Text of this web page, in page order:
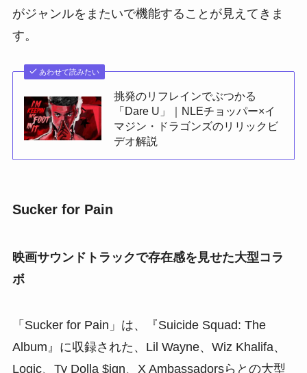
がジャンルをまたいで機能することが見えてきま
す。
あわせて読みたい
挑発のリフレインでぶつかる
「Dare U」｜NLEチョッパー×イ
マジン・ドラゴンズのリリックビ
デオ解説
Sucker for Pain
映画サウンドトラックで存在感を見せた大型コラ
ボ
「Sucker for Pain」は、『Suicide Squad: The
Album』に収録された、Lil Wayne、Wiz Khalifa、
Logic、Ty Dolla $ign、X Ambassadorsらとの大型